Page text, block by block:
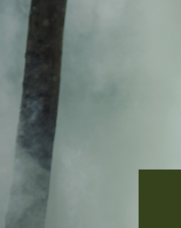
memiliki penyebab berbeda.
tidak semangat karena ada
karena mengalami
berbeda ini tentu memiliki
masih kurang, guru juga
dan tugas tambahan yang